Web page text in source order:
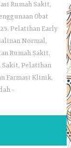
Rumah Sakit,
Obat
Pelatihan Early
Normal,
Rumah Sakit,
Sakit, Pelatihan
Farmasi Klinik,